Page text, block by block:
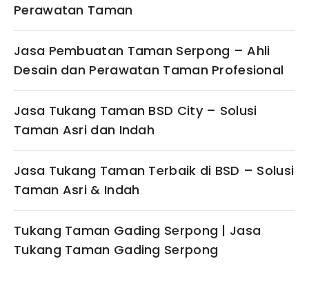
Perawatan Taman
Jasa Pembuatan Taman Serpong – Ahli
Desain dan Perawatan Taman Profesional
Jasa Tukang Taman BSD City – Solusi
Taman Asri dan Indah
Jasa Tukang Taman Terbaik di BSD – Solusi
Taman Asri & Indah
Tukang Taman Gading Serpong | Jasa
Tukang Taman Gading Serpong